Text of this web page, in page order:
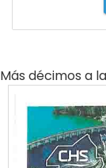
Más décimos a